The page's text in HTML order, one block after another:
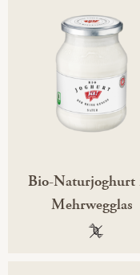
Bio-Naturjoghurt
Mehrwegglas
100 %